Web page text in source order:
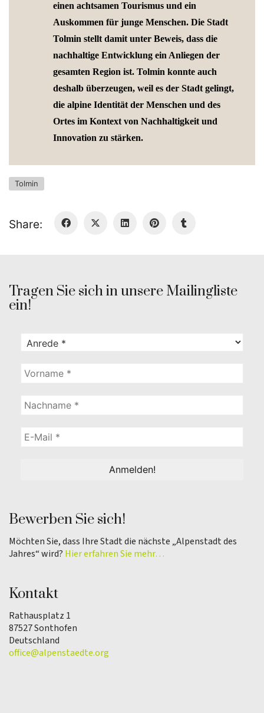
einen achtsamen Tourismus und ein
Auskommen für junge Menschen. Die Stadt
Tolmin stellt damit unter Beweis, dass die
nachhaltige Entwicklung ein Anliegen der
gesamten Region ist. Tolmin konnte auch
deshalb überzeugen, weil es der Stadt gelingt,
die alpine Identität der Menschen und des
Ortes im Kontext von Nachhaltigkeit und
Innovation zu stärken.
Tolmin
Share:
Tragen Sie sich in unsere Mailingliste
ein!
Bewerben Sie sich!
Möchten Sie, dass Ihre Stadt die nächste „Alpenstadt des
Jahres“ wird? Hier erfahren Sie mehr…
Kontakt
Rathausplatz 1
87527 Sonthofen
Deutschland
office@alpenstaedte.org